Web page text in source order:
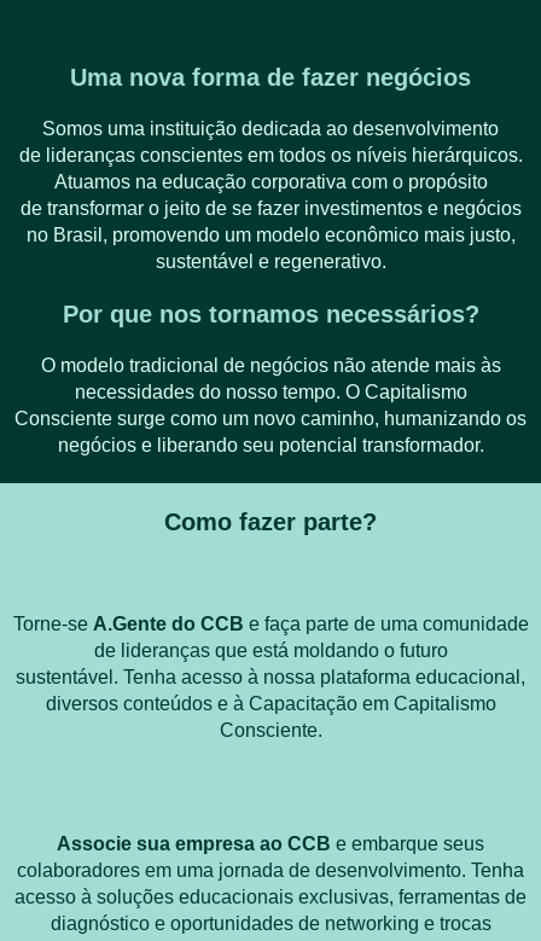
Uma nova forma de fazer negócios
Somos uma instituição dedicada ao desenvolvimento
de lideranças conscientes em todos os níveis hierárquicos.
Atuamos na educação corporativa com o propósito
de transformar o jeito de se fazer investimentos e negócios
no Brasil, promovendo um modelo econômico mais justo,
sustentável e regenerativo.
Por que nos tornamos necessários?
O modelo tradicional de negócios não atende mais às
necessidades do nosso tempo. O Capitalismo
Consciente surge como um novo caminho, humanizando os
negócios e liberando seu potencial transformador.
Como fazer parte?
Torne-se A.Gente do CCB e faça parte de uma comunidade
de lideranças que está moldando o futuro
sustentável. Tenha acesso à nossa plataforma educacional,
diversos conteúdos e à Capacitação em Capitalismo
Consciente.
Associe sua empresa ao CCB e embarque seus
colaboradores em uma jornada de desenvolvimento. Tenha
acesso à soluções educacionais exclusivas, ferramentas de
diagnóstico e oportunidades de networking e trocas